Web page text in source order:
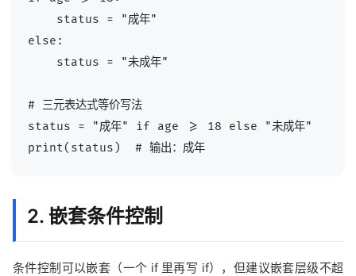
    status = "成年"
else:
    status = "未成年"
# 三元表达式等价写法
status = "成年" if age >= 18 else "未成年"
2. 嵌套条件控制
条件控制可以嵌套（一个 if 里再写 if），但建议嵌套层级不超